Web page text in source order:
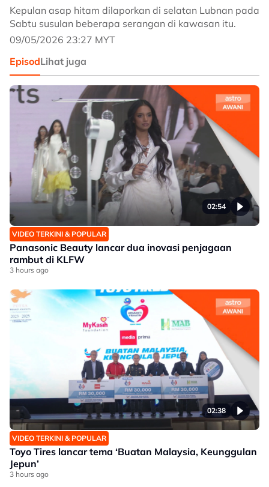
Kepulan asap hitam dilaporkan di selatan Lubnan pada
Sabtu susulan beberapa serangan di kawasan itu.
09/05/2026 23:27 MYT
EpisodLihat juga
02:54
VIDEO TERKINI & POPULAR
Panasonic Beauty lancar dua inovasi penjagaan
rambut di KLFW
3 hours ago
02:38
VIDEO TERKINI & POPULAR
Toyo Tires lancar tema ‘Buatan Malaysia, Keunggulan
Jepun’
3 hours ago